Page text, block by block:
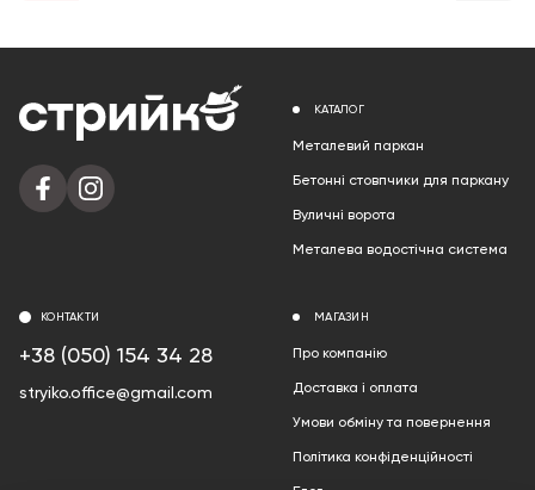
КАТАЛОГ
Металевий паркан
Бетонні стовпчики для паркану
Вуличні ворота
Металева водостічна система
МАГАЗИН
Про компанію
Доставка і оплата
Умови обміну та повернення
Політика конфіденційності
КОНТАКТИ
+38 (050) 154 34 28
stryiko.office@gmail.com